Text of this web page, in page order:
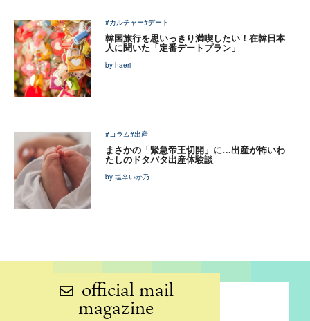
#カルチャー#デート
韓国旅行を思いっきり満喫したい！在韓日本
人に聞いた「定番デートプラン」
by haeri
#コラム#出産
まさかの「緊急帝王切開」に…出産が怖いわ
たしのドタバタ出産体験談
by 塩辛いか乃
official mail
magazine